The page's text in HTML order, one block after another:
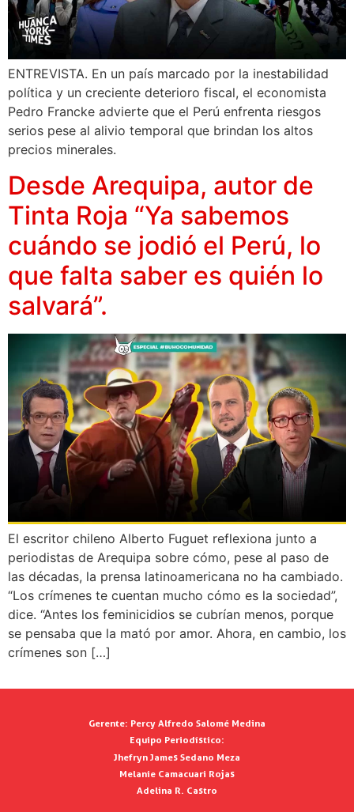
ENTREVISTA. En un país marcado por la inestabilidad
política y un creciente deterioro fiscal, el economista
Pedro Francke advierte que el Perú enfrenta riesgos
serios pese al alivio temporal que brindan los altos
precios minerales.
Desde Arequipa, autor de
Tinta Roja “Ya sabemos
cuándo se jodió el Perú, lo
que falta saber es quién lo
salvará”.
El escritor chileno Alberto Fuguet reflexiona junto a
periodistas de Arequipa sobre cómo, pese al paso de
las décadas, la prensa latinoamericana no ha cambiado.
“Los crímenes te cuentan mucho cómo es la sociedad”,
dice. “Antes los feminicidios se cubrían menos, porque
se pensaba que la mató por amor. Ahora, en cambio, los
crímenes son […]
Gerente: Percy Alfredo Salomé Medina
Equipo Periodístico:
Jhefryn James Sedano Meza
Melanie Camacuari Rojas
Adelina R. Castro